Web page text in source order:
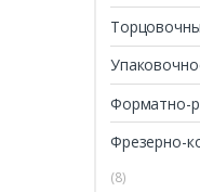
Форматно-
Фрезерно-
(8)